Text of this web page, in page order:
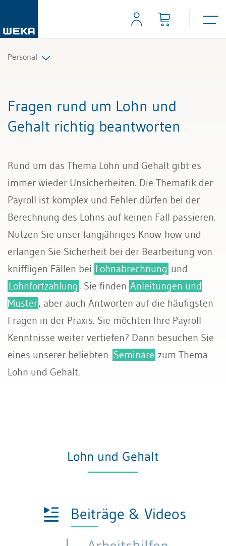
Personal
Arbeitsverträge und Reglemente
Lohn und Gehalt
Personalführung und Personalentwicklung
Kündigung & Arbeitszeugnis
Sozialversicherungen
Fragen rund um Lohn und
Gehalt richtig beantworten
Rund um das Thema Lohn und Gehalt gibt es
immer wieder Unsicherheiten. Die Thematik der
Payroll ist komplex und Fehler dürfen bei der
Berechnung des Lohns auf keinen Fall passieren.
Nutzen Sie unser langjähriges Know-how und
erlangen Sie Sicherheit bei der Bearbeitung von
kniffligen Fällen bei Lohnabrechnung und
Lohnfortzahlung . Sie finden Anleitungen und
Muster, aber auch Antworten auf die häufigsten
Fragen in der Praxis. Sie möchten Ihre Payroll-
Kenntnisse weiter vertiefen? Dann besuchen Sie
eines unserer beliebten Seminare zum Thema
Lohn und Gehalt.
Lohn und Gehalt
Beiträge & Videos